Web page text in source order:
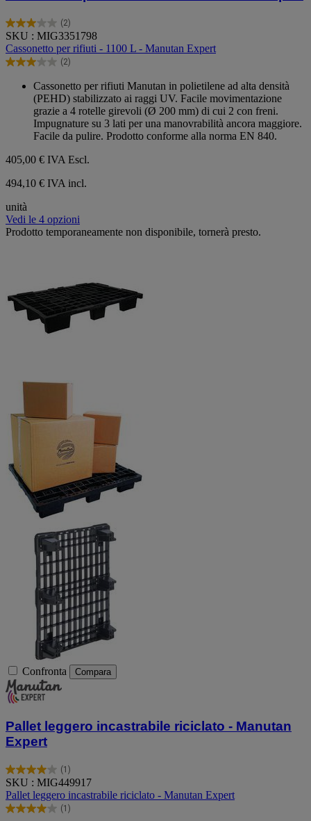
(2)
3.0
su
5
stelle.
recensioni
SKU : MIG3351798
Cassonetto per rifiuti - 1100 L - Manutan Expert
(2)
3.0
recensioni
Cassonetto per rifiuti Manutan in polietilene ad alta densità
(PEHD) stabilizzato ai raggi UV. Facile movimentazione
grazie a 4 rotelle girevoli (Ø 200 mm) di cui 2 con freni.
Impugnature su 3 lati per una manovrabilità ancora maggiore.
Facile da pulire. Prodotto conforme alla norma EN 840.
405,00 € IVA Escl.
494,10 € IVA incl.
unità
Vedi le 4 opzioni
Prodotto temporaneamente non disponibile, tornerà presto.
Confronta Compara
Pallet leggero incastrabile riciclato - Manutan
Expert
(1)
4.0
su
5
stelle.
SKU : MIG449917
Pallet leggero incastrabile riciclato - Manutan Expert
(1)
4.0